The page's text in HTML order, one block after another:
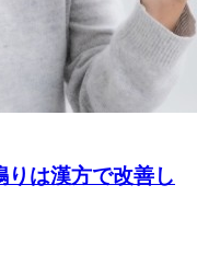
は漢方で改善し